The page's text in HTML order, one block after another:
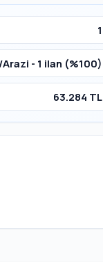
1
- 1 ilan (%100)
63.284 TL